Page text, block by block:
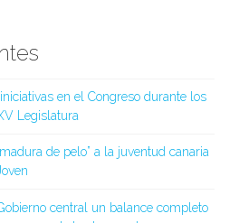
en el Congreso durante los
Legislatura
de pelo” a la juventud canaria
central un balance completo